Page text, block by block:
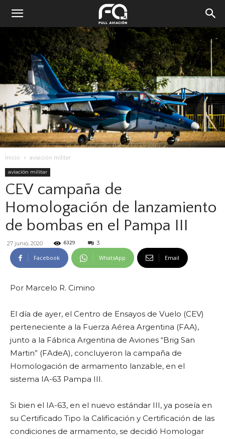
Inicio aviación militar
aviación militar
CEV campaña de
Homologación de lanzamiento
de bombas en el Pampa III
27 junio, 2020 6329 3
Facebook WhatsApp Email
Por Marcelo R. Cimino
El día de ayer, el Centro de Ensayos de Vuelo (CEV)
perteneciente a la Fuerza Aérea Argentina (FAA),
junto a la Fábrica Argentina de Aviones “Brig San
Martin” (FAdeA), concluyeron la campaña de
Homologación de armamento lanzable, en el
sistema IA-63 Pampa III.
Si bien el IA-63, en el nuevo estándar III, ya poseía en
su Certificado Tipo la Calificación y Certificación de las
condiciones de armamento, se decidió Homologar